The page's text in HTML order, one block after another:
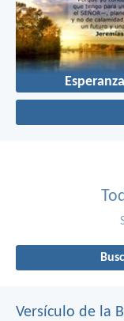
Esperanza
Versículo de la